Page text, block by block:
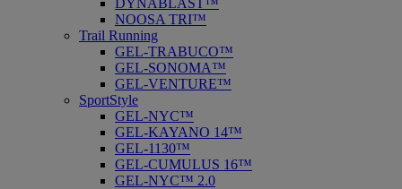
DYNABLAST™
NOOSA TRI™
Trail Running
GEL-TRABUCO™
GEL-SONOMA™
GEL-VENTURE™
SportStyle
GEL-NYC™
GEL-KAYANO 14™
GEL-1130™
GEL-CUMULUS 16™
GEL-NYC™ 2.0